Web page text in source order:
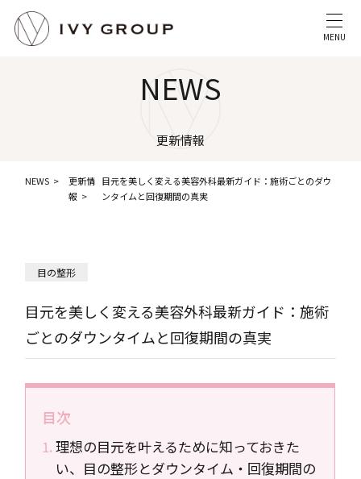
MENU
NEWS
更新情報
NEWS
更新情
報
目元を美しく変える美容外科最新ガイド：施術ごとのダウ
ンタイムと回復期間の真実
目の整形
目元を美しく変える美容外科最新ガイド：施術
ごとのダウンタイムと回復期間の真実
目次
理想の目元を叶えるために知っておきた
い、目の整形とダウンタイム・回復期間の